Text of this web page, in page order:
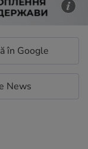
în Google
News